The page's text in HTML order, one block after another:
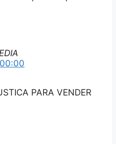
PARA VENDER